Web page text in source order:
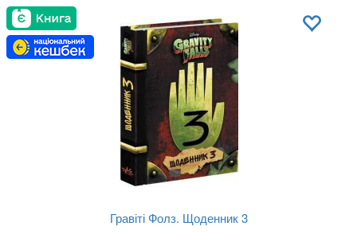
Гравіті Фолз. Щоденник 3